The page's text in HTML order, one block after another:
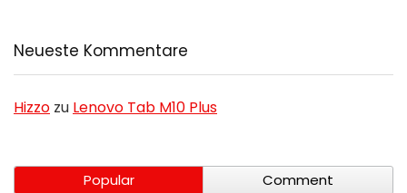
Neueste Kommentare
Hizzo zu Lenovo Tab M10 Plus
Popular
Comment